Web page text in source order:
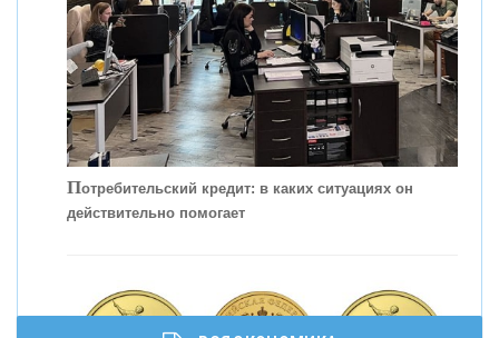
Скорость - один из главных трендов в
кредитовании бизнеса - «Интервью»
Потребительский кредит: в каких ситуациях он
действительно помогает